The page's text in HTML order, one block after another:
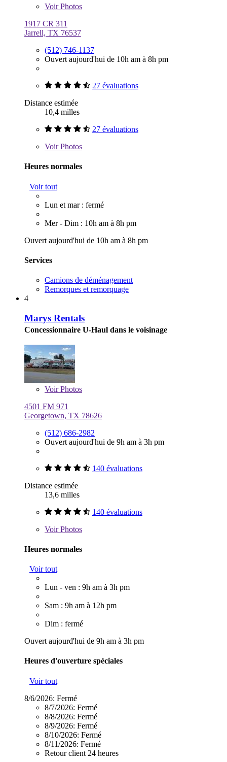
VoirPhotos
1917 CR 311
Jarrell, TX 76537
(512) 746-1137
Ouvert aujourd'hui de 10h am à 8h pm
27 évaluations
Distance estimée
10,4 milles
27 évaluations
VoirPhotos
Heures normales
Voir tout
Lun et mar : fermé
Mer - Dim : 10h am à 8h pm
Ouvert aujourd'hui de 10h am à 8h pm
Services
Camions de déménagement
Remorques et remorquage
4
Marys Rentals
Concessionnaire U-Haul dans le voisinage
VoirPhotos
4501 FM 971
Georgetown, TX 78626
(512) 686-2982
Ouvert aujourd'hui de 9h am à 3h pm
140 évaluations
Distance estimée
13,6 milles
140 évaluations
VoirPhotos
Heures normales
Voir tout
Lun - ven : 9h am à 3h pm
Sam : 9h am à 12h pm
Dim : fermé
Ouvert aujourd'hui de 9h am à 3h pm
Heures d'ouverture spéciales
Voir tout
8/6/2026: Fermé
8/7/2026: Fermé
8/8/2026: Fermé
8/9/2026: Fermé
8/10/2026: Fermé
8/11/2026: Fermé
Retour client 24 heures